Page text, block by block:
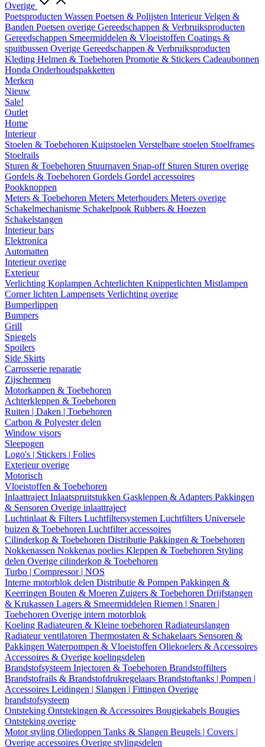
Overige
Poetsproducten Wassen Poetsen & Polijsten InterieurVelgen &
Banden Poetsen overige Gereedschappen & Verbruiksproducten
Gereedschappen Smeermiddelen & Vloeistoffen Coatings &
spuitbussen Overige Gereedschappen & Verbruiksproducten
Kleding Helmen & Toebehoren Promotie & Stickers Cadeaubonnen
Honda Onderhoudspakketten
Merken
Nieuw
Sale!
Outlet
Home
Interieur
Stoelen & Toebehoren Kuipstoelen Verstelbare stoelen Stoelframes
Stoelrails
Sturen & Toebehoren Stuurnaven Snap-off Sturen Sturen overige
Gordels & Toebehoren Gordels Gordel accessoires
Pookknoppen
Meters & Toebehoren Meters Meterhouders Meters overige
Schakelmechanisme Schakelpook Rubbers & Hoezen
Schakelstangen
Interieur bars
Elektronica
Automatten
Interieur overige
Exterieur
Verlichting Koplampen Achterlichten Knipperlichten Mistlampen
Corner lichten Lampensets Verlichting overige
Bumperlippen
Bumpers
Grill
Spiegels
Spoilers
Side Skirts
Carrosserie reparatie
Zijschermen
Motorkappen & Toebehoren
Achterkleppen & Toebehoren
Ruiten | Daken | Toebehoren
Carbon & Polyester delen
Window visors
Sleepogen
Logo's | Stickers | Folies
Exterieur overige
Motorisch
Vloeistoffen & Toebehoren
Inlaattraject Inlaatspruitstukken Gaskleppen & Adapters Pakkingen
& Sensoren Overige inlaattraject
Luchtinlaat & Filters Luchtfiltersystemen Luchtfilters Universele
buizen & Toebehoren Luchtfilter accessoires
Cilinderkop & Toebehoren Distributie Pakkingen & Toebehoren
Nokkenassen Nokkenas poelies Kleppen & Toebehoren Styling
delen Overige cilinderkop & Toebehoren
Turbo | Compressor | NOS
Interne motorblok delen Distributie & Pompen Pakkingen &
Keerringen Bouten & Moeren Zuigers & Toebehoren Drijfstangen
& Krukassen Lagers & Smeermiddelen Riemen | Snaren |
Toebehoren Overige intern motorblok
Koeling Radiateuren & Kleine toebehoren Radiateurslangen
Radiateur ventilatoren Thermostaten & Schakelaars Sensoren &
Pakkingen Waterpompen & Vloeistoffen Oliekoelers & Accessoires
Accessoires & Overige koelingsdelen
Brandstofsysteem Injectoren & Toebehoren Brandstoffilters
Brandstofrails & Brandstofdrukregelaars Brandstoftanks | Pompen |
Accessoires Leidingen | Slangen | Fittingen Overige
brandstofsysteem
Ontsteking Ontstekingen & Accessoires Bougiekabels Bougies
Ontsteking overige
Motor styling Oliedoppen Tanks & Slangen Beugels | Covers |
Overige accessoires Overige stylingsdelen